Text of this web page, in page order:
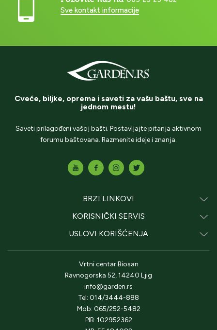
Sve kontakt informacije
Cveće, biljke, oprema i saveti za vašu baštu, sve na
jednom mestu!
Saveti prilagođeni vašoj bašti. Postavljajte pitanja aktivnom
forumu baštovana. Razmenite ideje i znanja.
BRZI LINKOVI
KORISNIČKI SERVIS
USLOVI KORIŠĆENJA
Vrtni centar Biosan
Ravnogorska 52, 14240 Ljig
info@garden.rs
Tel: 014/3444-888
Mob: 065/252-5482
PIB: 102952362